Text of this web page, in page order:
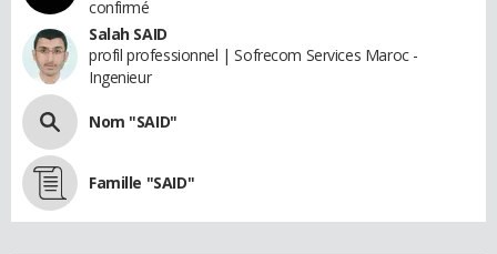
confirmé
Salah SAID
profil professionnel | Sofrecom Services Maroc -
Ingenieur
Nom "SAID"
Famille "SAID"